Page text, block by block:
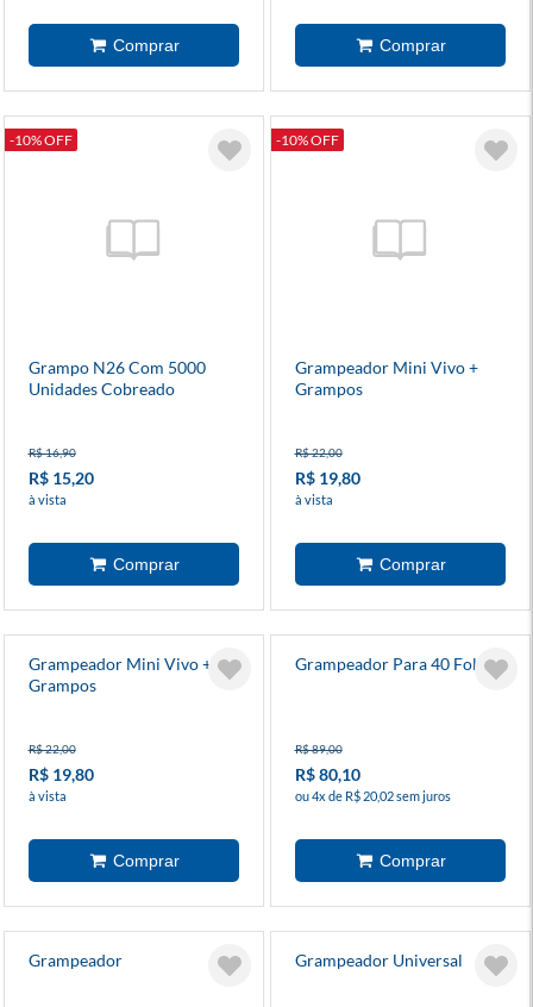
-10% OFF
Grampo N26 Com 5000
Unidades Cobreado
R$ 16,90
R$ 15,20
à vista
-10% OFF
Grampeador Mini Vivo +
Grampos
R$ 22,00
R$ 19,80
à vista
Grampeador Mini Vivo +
Grampos
R$ 22,00
R$ 19,80
à vista
Grampeador Para 40 Folhas
R$ 89,00
R$ 80,10
ou 4x de R$ 20,02 sem juros
Grampeador Grampeador Universal